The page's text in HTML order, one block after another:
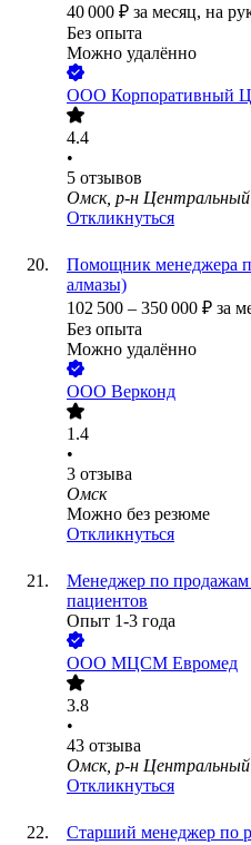
40 000 ₽ за месяц, на
Без опыта
Можно удалённо
ООО Корпоративный
4.4
•
5 отзывов
Омск, р-н Центральный
Откликнуться
Помощник менеджера
алмазы)
102 500 – 350 000 ₽ за
Без опыта
Можно удалённо
ООО Верконд
1.4
•
3 отзыва
Омск
Можно без резюме
Откликнуться
Менеджер по
пациентов
Опыт 1-3 года
ООО МЦСМ Евромед
3.8
•
43 отзыва
Омск, р-н Центральный
Откликнуться
Старший менеджер по